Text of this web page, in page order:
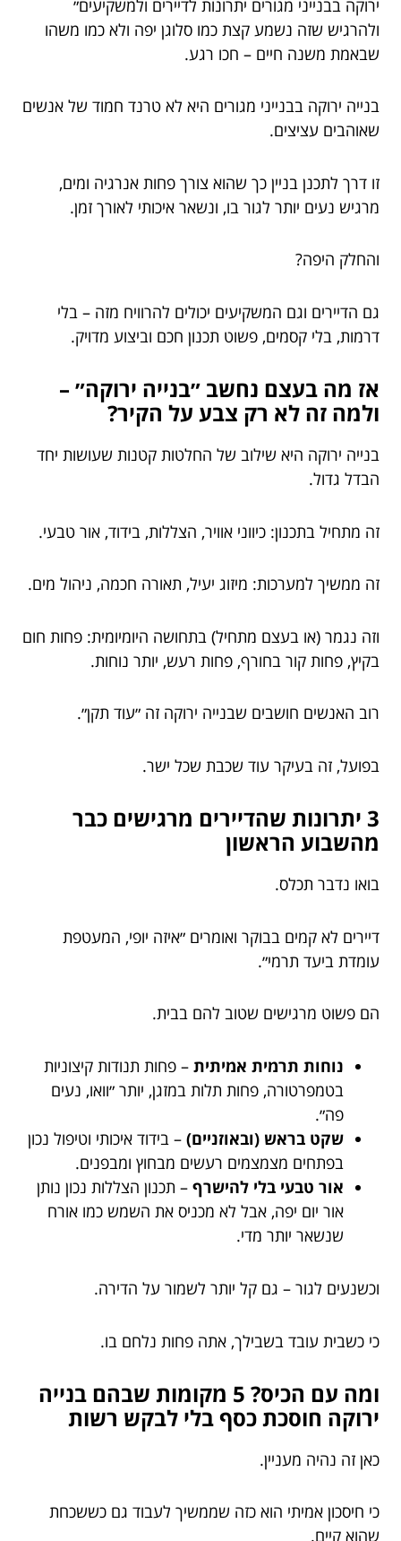
ירוקה בבנייני מגורים יתרונות לדיירים ולמשקיעים״
ולהרגיש שזה נשמע קצת כמו סלוגן יפה ולא כמו משהו
שבאמת משנה חיים – חכו רגע.
בנייה ירוקה בבנייני מגורים היא לא טרנד חמוד של אנשים
שאוהבים עציצים.
זו דרך לתכנן בניין כך שהוא צורך פחות אנרגיה ומים,
מרגיש נעים יותר לגור בו, ונשאר איכותי לאורך זמן.
והחלק היפה?
גם הדיירים וגם המשקיעים יכולים להרוויח מזה – בלי
דרמות, בלי קסמים, פשוט תכנון חכם וביצוע מדויק.
אז מה בעצם נחשב ״בנייה ירוקה״ –
ולמה זה לא רק צבע על הקיר?
בנייה ירוקה היא שילוב של החלטות קטנות שעושות יחד
הבדל גדול.
זה מתחיל בתכנון: כיווני אוויר, הצללות, בידוד, אור טבעי.
זה ממשיך למערכות: מיזוג יעיל, תאורה חכמה, ניהול מים.
וזה נגמר (או בעצם מתחיל) בתחושה היומיומית: פחות חום
בקיץ, פחות קור בחורף, פחות רעש, יותר נוחות.
רוב האנשים חושבים שבנייה ירוקה זה ״עוד תקן״.
בפועל, זה בעיקר עוד שכבת שכל ישר.
3 יתרונות שהדיירים מרגישים כבר
מהשבוע הראשון
בואו נדבר תכלס.
דיירים לא קמים בבוקר ואומרים ״איזה יופי, המעטפת
עומדת ביעד תרמי״.
הם פשוט מרגישים שטוב להם בבית.
נוחות תרמית אמיתית – פחות תנודות קיצוניות
בטמפרטורה, פחות תלות במזגן, יותר ״וואו, נעים
פה״.
שקט בראש (ובאוזניים) – בידוד איכותי וטיפול נכון
בפתחים מצמצמים רעשים מבחוץ ומבפנים.
אור טבעי בלי להישרף – תכנון הצללות נכון נותן
אור יום יפה, אבל לא מכניס את השמש כמו אורח
שנשאר יותר מדי.
וכשנעים לגור – גם קל יותר לשמור על הדירה.
כי כשבית עובד בשבילך, אתה פחות נלחם בו.
ומה עם הכיס? 5 מקומות שבהם בנייה
ירוקה חוסכת כסף בלי לבקש רשות
כאן זה נהיה מעניין.
כי חיסכון אמיתי הוא כזה שממשיך לעבוד גם כששכחת
שהוא קיים.